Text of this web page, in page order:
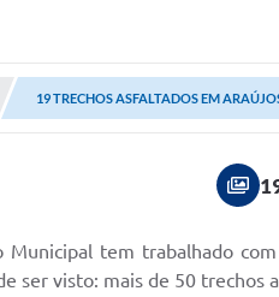
19 TRECHOS ASFALTADOS EM
Municipal tem trabalhado
ser visto: mais de 50 trechos